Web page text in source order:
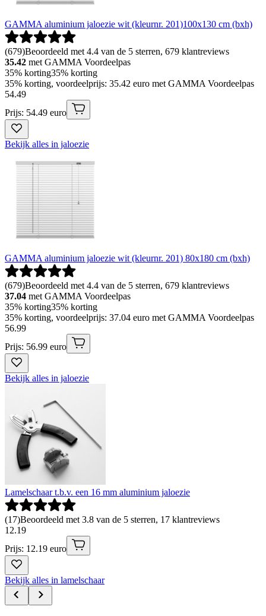
GAMMA aluminium jaloezie wit (kleurnr. 201)100x130 cm (bxh)
(679)Beoordeeld met 4.4 van de 5 sterren, 679 klantreviews
35.42 met GAMMA Voordeelpas
35% korting35% korting
35% korting, voordeelprijs: 35.42 euro met GAMMA Voordeelpas
54.49
Prijs: 54.49 euro
Bekijk alles in jaloezie
GAMMA aluminium jaloezie wit (kleurnr. 201) 80x180 cm (bxh)
(679)Beoordeeld met 4.4 van de 5 sterren, 679 klantreviews
37.04 met GAMMA Voordeelpas
35% korting35% korting
35% korting, voordeelprijs: 37.04 euro met GAMMA Voordeelpas
56.99
Prijs: 56.99 euro
Bekijk alles in jaloezie
Lamelschaar t.b.v. een 16 mm aluminium jaloezie
(17)Beoordeeld met 3.8 van de 5 sterren, 17 klantreviews
12.19
Prijs: 12.19 euro
Bekijk alles in lamelschaar